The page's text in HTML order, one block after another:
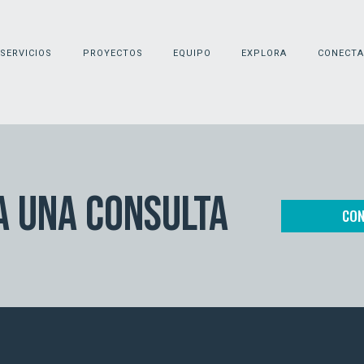
SERVICIOS PROYECTOS EQUIPO EXPLORA CONECTA
UNA CONSULTA